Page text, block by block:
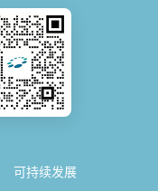
可持续发展